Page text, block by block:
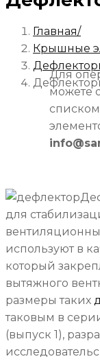
Главная
Крышные
Для
можете
для
используют в
который
вытяжного
размеры таких
таковым в
(выпуск 1),